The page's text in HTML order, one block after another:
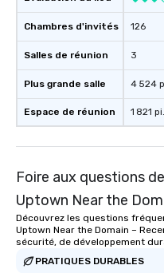
Chambres d'invités
Salles de réunion
Plus grande salle
Espace de réunion
126
3
4 524
1 821
Foire aux questions
Uptown Near the
Découvrez les questions
Uptown Near the Domain –
sécurité, de développement
PRATIQUES DURABLES